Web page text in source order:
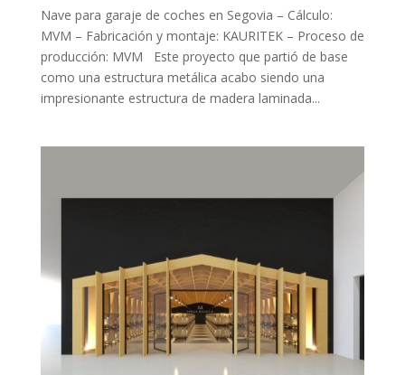
Nave para garaje de coches en Segovia – Cálculo:
MVM – Fabricación y montaje: KAURITEK – Proceso de
producción: MVM Este proyecto que partió de base
como una estructura metálica acabo siendo una
impresionante estructura de madera laminada...